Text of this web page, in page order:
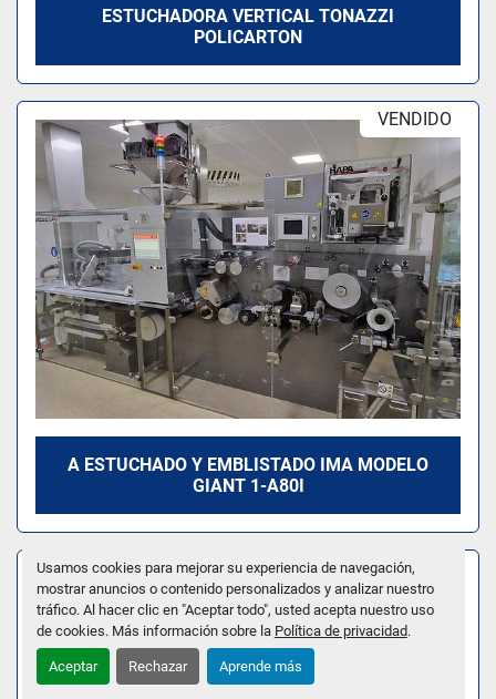
Usamos cookies para mejorar su experiencia de navegación,
mostrar anuncios o contenido personalizados y analizar nuestro
tráfico. Al hacer clic en "Aceptar todo", usted acepta nuestro uso
de cookies. Más información sobre la Política de privacidad.
Aceptar Rechazar Aprende más
ESTUCHADORA VERTICAL TONAZZI
POLICARTON
VENDIDO
A ESTUCHADO Y EMBLISTADO IMA MODELO
GIANT 1-A80I
VENDIDO